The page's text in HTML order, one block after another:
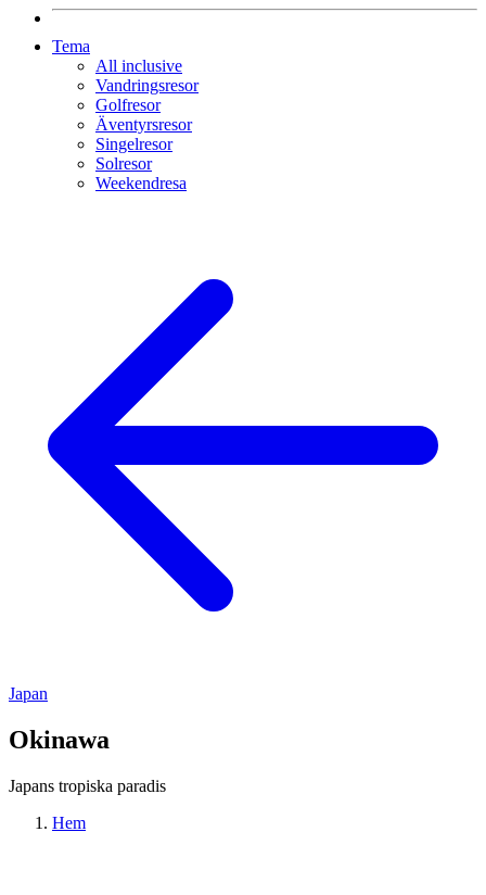
Tema
All inclusive
Vandringsresor
Golfresor
Äventyrsresor
Singelresor
Solresor
Weekendresa
Japan
Okinawa
Japans tropiska paradis
Hem